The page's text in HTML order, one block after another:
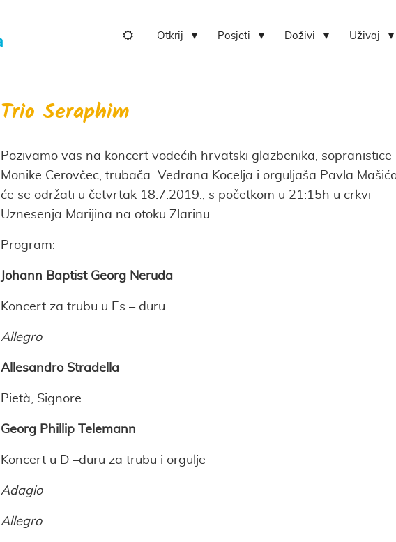
Otkrij Posjeti Doživi Uživaj
Trio Seraphim
Pozivamo vas na koncert vodećih hrvatski glazbenika, sopranistice
Monike Cerovčec, trubača Vedrana Kocelja i orguljaša Pavla
će se održati u četvrtak 18.7.2019., s početkom u 21:15h u crkvi
Uznesenja Marijina na otoku Zlarinu.
Program:
Johann Baptist Georg Neruda
Koncert za trubu u Es – duru
Allegro
Allesandro Stradella
Pietà, Signore
Georg Phillip Telemann
Koncert u D –duru za trubu i orgulje
Adagio
Allegro